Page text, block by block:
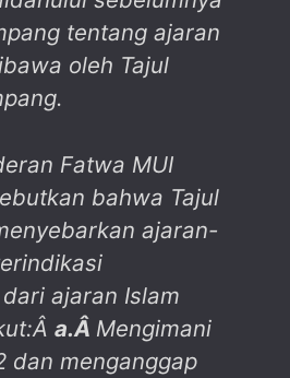
tentang ajaran
oleh Tajul
Fatwa MUI
bahwa Tajul
ajaran-
ajaran Islam
a.Â Mengimani
dan menganggap